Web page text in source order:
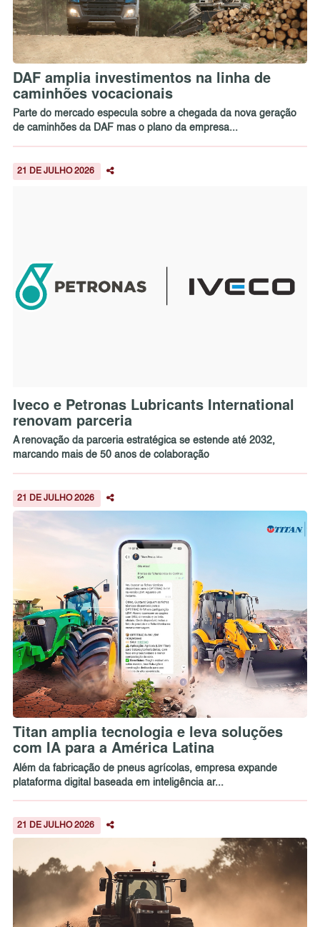
DAF amplia investimentos na linha de
caminhões vocacionais
Parte do mercado especula sobre a chegada da nova geração
de caminhões da DAF mas o plano da empresa...
21 DE JULHO 2026
Iveco e Petronas Lubricants International
renovam parceria
A renovação da parceria estratégica se estende até 2032,
marcando mais de 50 anos de colaboração
21 DE JULHO 2026
Titan amplia tecnologia e leva soluções
com IA para a América Latina
Além da fabricação de pneus agrícolas, empresa expande
plataforma digital baseada em inteligência ar...
21 DE JULHO 2026